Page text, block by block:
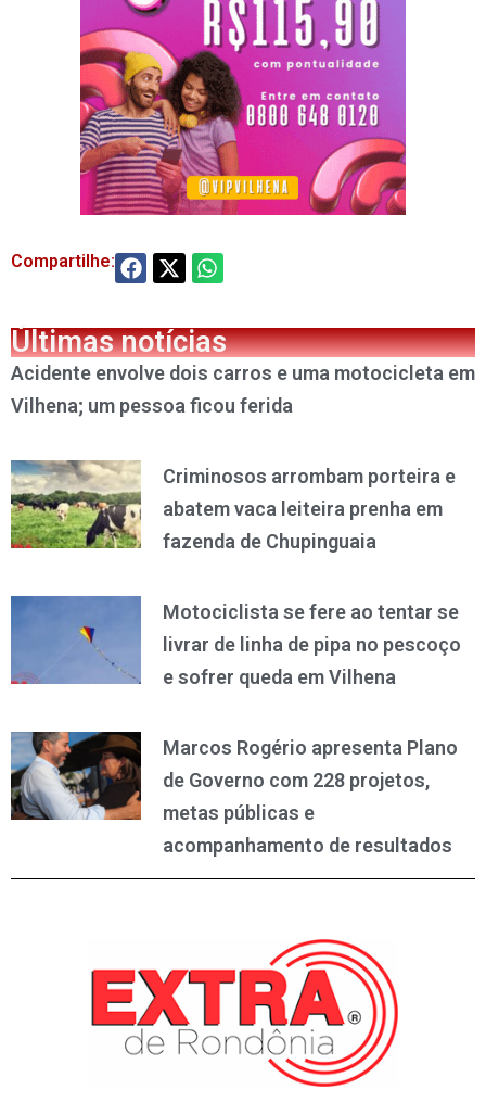
Compartilhe:
Últimas notícias
Acidente envolve dois carros e uma motocicleta em
Vilhena; um pessoa ficou ferida
Criminosos arrombam porteira e
abatem vaca leiteira prenha em
fazenda de Chupinguaia
Motociclista se fere ao tentar se
livrar de linha de pipa no pescoço
e sofrer queda em Vilhena
Marcos Rogério apresenta Plano
de Governo com 228 projetos,
metas públicas e
acompanhamento de resultados